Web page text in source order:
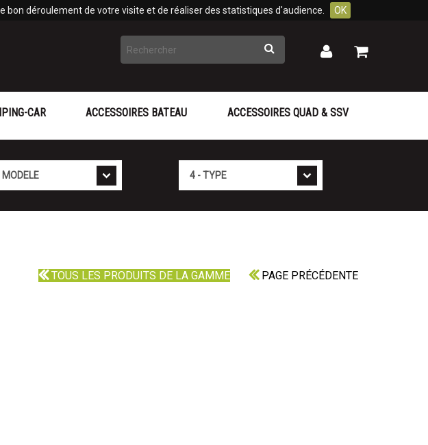
déroulement de votre visite et de réaliser des statistiques d'audience. OK
Rechercher Mon
Mon
CAR ACCESSOIRES BATEAU ACCESSOIRES QUAD & SSV
TOUS LES PRODUITS DE LA GAMME PAGE PRÉCÉDENTE